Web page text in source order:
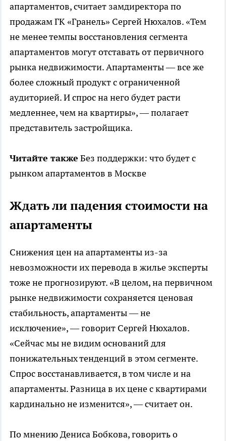
апартаментов, считает замдиректора по
продажам ГК «Гранель» Сергей Нюхалов. «Тем
не менее темпы восстановления сегмента
апартаментов могут отставать от первичного
рынка недвижимости. Апартаменты — все же
более сложный продукт с ограниченной
аудиторией. И спрос на него будет расти
медленнее, чем на квартиры», — полагает
представитель застройщика.
Читайте также Без поддержки: что будет с
рынком апартаментов в Москве
Ждать ли падения стоимости на
апартаменты
Снижения цен на апартаменты из-за
невозможности их перевода в жилье эксперты
тоже не прогнозируют. «В целом, на первичном
рынке недвижимости сохраняется ценовая
стабильность, апартаменты — не
исключение», — говорит Сергей Нюхалов.
«Сейчас мы не видим оснований для
понижательных тенденций в этом сегменте.
Спрос восстанавливается, в том числе и на
апартаменты. Разница в их цене с квартирами
кардинально не изменится», — считает он.
По мнению Дениса Бобкова, говорить о